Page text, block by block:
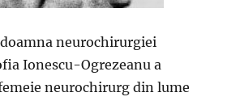
neurochirurgiei
Ionescu-Ogrezeanu a
neurochirurg din lume